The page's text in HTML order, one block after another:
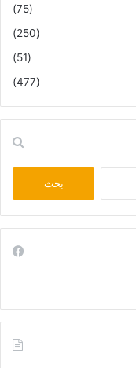
(75)
(250)
(51)
(477)